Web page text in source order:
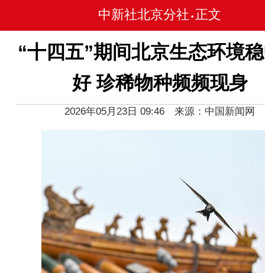
中新社北京分社 • 正文
“十四五”期间北京生态环境
好 珍稀物种频频现身
2026年05月23日 09:46 来源：中国新闻网